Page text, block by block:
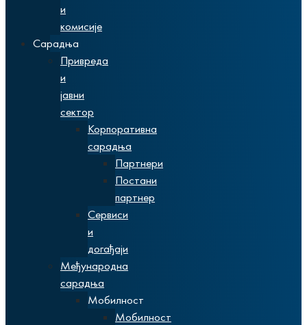
и
комисије
Сарадња
Привреда
и
јавни
сектор
Корпоративна
сарадња
Партнери
Постани
партнер
Сервиси
и
догађаји
Међународна
сарадња
Мобилност
Мобилност